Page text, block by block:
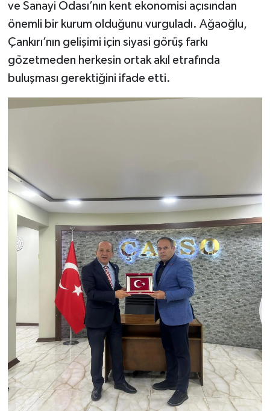
ve Sanayi Odası’nın kent ekonomisi açısından
önemli bir kurum olduğunu vurguladı. Ağaoğlu,
Çankırı’nın gelişimi için siyasi görüş farkı
gözetmeden herkesin ortak akıl etrafında
buluşması gerektiğini ifade etti.